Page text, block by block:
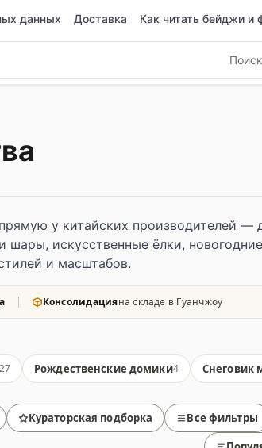
данных Доставка Как читать бейджи и
у китайских производителей —
шары, искусственные ёлки,
и масштабов.
Консолидацияна складе в Гуанчжоу
27 Рождественские домики4 Снеговик
Кураторская подборка
Все фильтры